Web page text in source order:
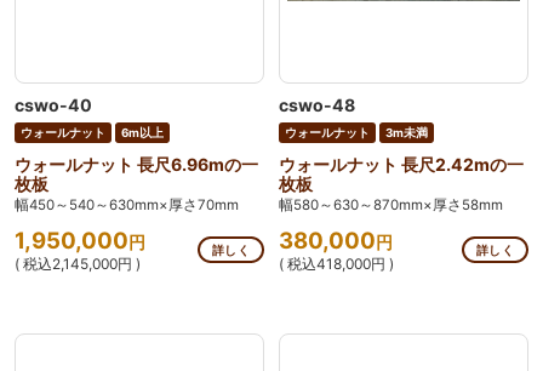
cswo-40
ウォールナット 6m以上
ウォールナット 長尺6.96mの一
枚板
幅450～540～630mm×厚さ70mm
1,950,000円
( 税込2,145,000円 )
詳しく
cswo-48
ウォールナット 3m未満
ウォールナット 長尺2.42mの一
枚板
幅580～630～870mm×厚さ58mm
380,000円
( 税込418,000円 )
詳しく